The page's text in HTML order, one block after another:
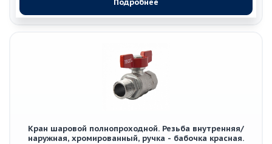
Подробнее
Кран шаровой полнопроходной. Резьба внутренняя/
наружная, хромированный, ручка - бабочка красная.